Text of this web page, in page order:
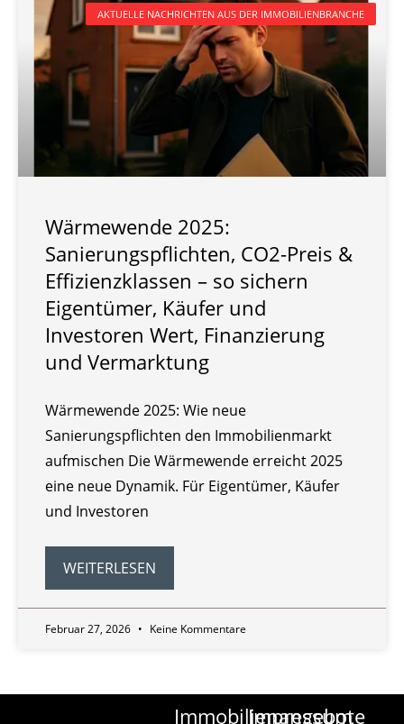
AKTUELLE NACHRICHTEN AUS DER IMMOBILIENBRANCHE
Wärmewende 2025:
Sanierungspflichten, CO2-Preis &
Effizienzklassen – so sichern
Eigentümer, Käufer und
Investoren Wert, Finanzierung
und Vermarktung
Wärmewende 2025: Wie neue
Sanierungspflichten den Immobilienmarkt
aufmischen Die Wärmewende erreicht 2025
eine neue Dynamik. Für Eigentümer, Käufer
und Investoren
WEITERLESEN
Februar 27, 2026 Keine Kommentare
Immobilienangebote
Impressum